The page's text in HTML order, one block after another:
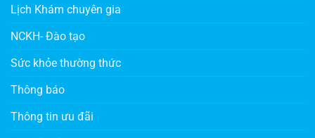
Lịch Khám chuyên gia
NCKH- Đào tạo
Sức khỏe thường thức
Thông báo
Thông tin ưu đãi